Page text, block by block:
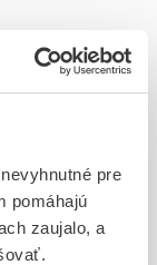
pre
pomáhajú
zaujalo, a
Nemecko